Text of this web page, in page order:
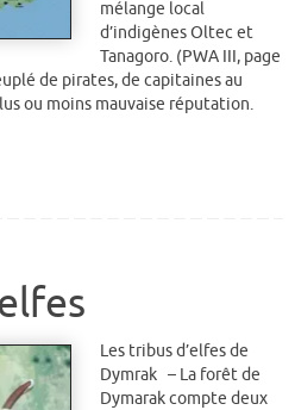
mélange local
d’indigènes Oltec et
Tanagoro. (PWA III, page
de pirates, de capitaines au
ou moins mauvaise réputation.
Les tribus d’elfes de
Dymrak – La forêt de
Dymarak compte deux